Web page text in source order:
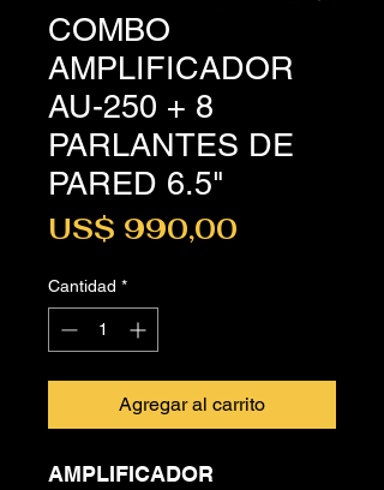
COMBO
AMPLIFICADOR
AU-250 + 8
PARLANTES DE
PARED 6.5"
US$ 990,00
Cantidad *
Agregar al carrito
AMPLIFICADOR